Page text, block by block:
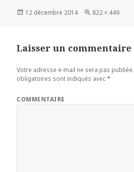
Publié
12 décembre 2014
Taille
822 × 449
Laisser un commentaire
Votre adresse e-mail ne sera pas publiée.
obligatoires sont indiqués avec*
COMMENTAIRE